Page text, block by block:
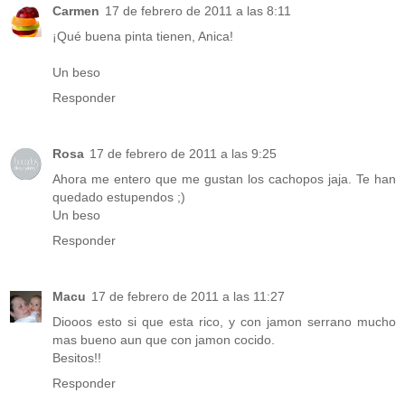
Carmen 17 de febrero de 2011 a las 8:11
¡Qué buena pinta tienen, Anica!
Un beso
Responder
Rosa 17 de febrero de 2011 a las 9:25
Ahora me entero que me gustan los cachopos jaja. Te han
quedado estupendos ;)
Un beso
Responder
Macu 17 de febrero de 2011 a las 11:27
Diooos esto si que esta rico, y con jamon serrano mucho
mas bueno aun que con jamon cocido.
Besitos!!
Responder